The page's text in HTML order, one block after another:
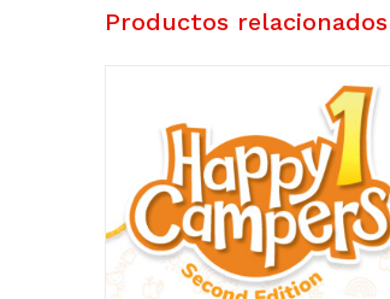
Productos relacionados